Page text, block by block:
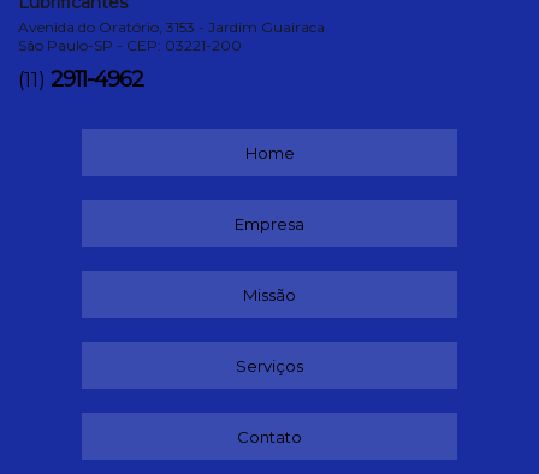
Avenida do Oratório, 3153 - Jardim Guairaca
São Paulo-SP - CEP: 03221-200
(11) 2911-4962
Home
Empresa
Missão
Serviços
Contato